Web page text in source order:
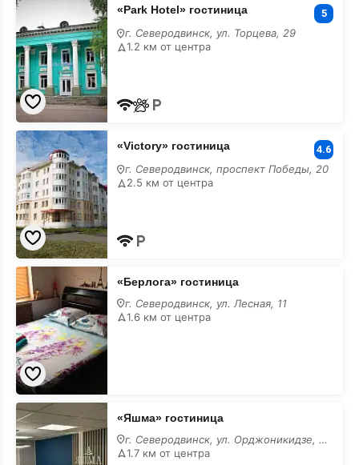
Hotel»
гостиница
на
месяц
«Park Hotel» гостиница 5
г. Северодвинск, ул. Торцева, 29
1.2 км от центра
«Victory»
гостиница
на
месяц
«Victory» гостиница 4.6
г. Северодвинск, проспект Победы, 20
2.5 км от центра
«Берлога»
гостиница
на
месяц
«Берлога» гостиница
г. Северодвинск, ул. Лесная, 11
1.6 км от центра
«Яшма»
гостиница
на
месяц
«Яшма» гостиница
г. Северодвинск, ул. Орджоникидзе, 2/Г
1.7 км от центра